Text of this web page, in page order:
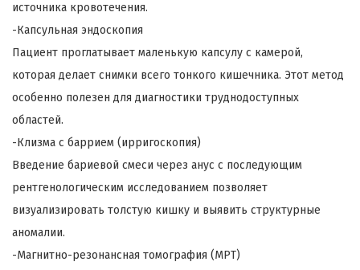
источника кровотечения.
-Капсульная эндоскопия
Пациент проглатывает маленькую капсулу с камерой,
которая делает снимки всего тонкого кишечника. Этот метод
особенно полезен для диагностики труднодоступных
областей.
-Клизма с баррием (ирригоскопия)
Введение бариевой смеси через анус с последующим
рентгенологическим исследованием позволяет
визуализировать толстую кишку и выявить структурные
аномалии.
-Магнитно-резонансная томография (МРТ)